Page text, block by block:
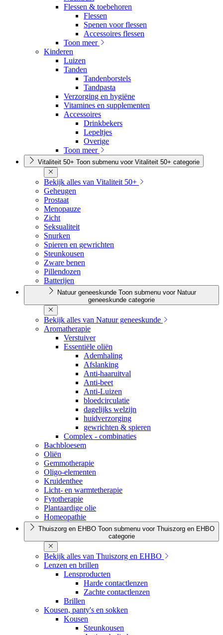
Flessen & toebehoren
Flessen
Spenen voor flessen
Accessoires flessen
Toon meer
Kinderen
Luizen
Tanden
Tandenborstels
Tandpasta
Verzorging en hygiëne
Vitamines en supplementen
Accessoires
Drinkbekers
Lepeltjes
Overige
Toon meer
Vitaliteit 50+ Toon submenu voor Vitaliteit 50+ categorie
Bekijk alles van Vitaliteit 50+
Geheugen
Prostaat
Menopauze
Zicht
Seksualiteit
Snurken
Spieren en gewrichten
Steunkousen
Zware benen
Pillendozen
Batterijen
Natuur geneeskunde Toon submenu voor Natuur
geneeskunde categorie
Bekijk alles van Natuur geneeskunde
Aromatherapie
Verstuiver
Essentiële oliën
Ademhaling
Afslanking
Anti-haaruitval
Anti-beet
Anti-Luizen
bloedcirculatie
dagelijks welzijn
huidverzorging
gewrichten & spieren
Complex - combinaties
Bachbloesem
Oliën
Gemmotherapie
Oligo-elementen
Kruidenthee
Licht- en warmtetherapie
Fytotherapie
Plantaardige olie
Homeopathie
Thuiszorg en EHBO Toon submenu voor Thuiszorg en EHBO
categorie
Bekijk alles van Thuiszorg en EHBO
Lenzen en brillen
Lensproducten
Harde contactlenzen
Zachte contactlenzen
Brillen
Kousen, panty's en sokken
Kousen
Steunkousen